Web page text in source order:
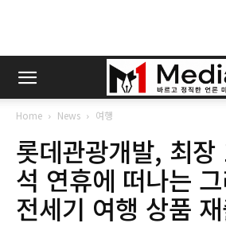
Home News 여행
롯데관광개발, 최
석 연휴에 떠나는
전세기 여행 상품